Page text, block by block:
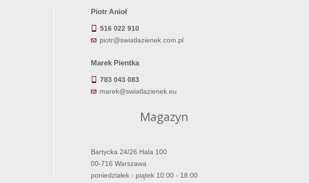
Piotr Anioł
516 022 910
piotr@swiatlazienek.com.pl
Marek Pientka
783 043 083
marek@swiatlazienek.eu
Magazyn
Bartycka 24/26 Hala 100
00-716 Warszawa
poniedziałek - piątek 10:00 - 18:00